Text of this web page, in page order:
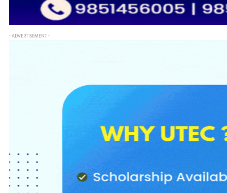
- ADVERTISEMENT -